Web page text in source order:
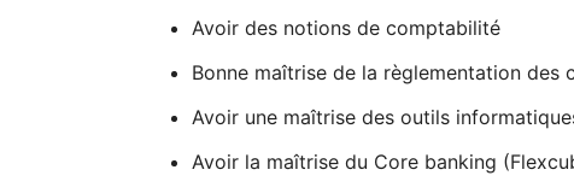
Avoir des notions de comptabilité
Bonne maîtrise de la règlementation des
Avoir une maîtrise des outils
Avoir la maîtrise du Core banking